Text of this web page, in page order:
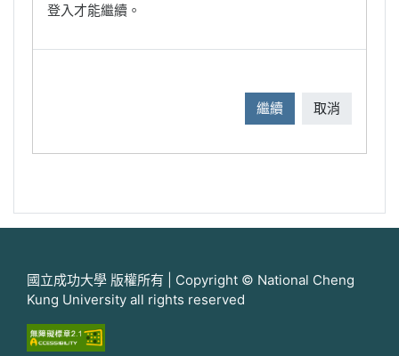
登入才能繼續。
繼續 取消
國立成功大學 版權所有 | Copyright © National Cheng
Kung University all rights reserved